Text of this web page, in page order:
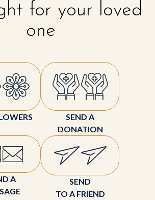
for your loved
one
SEND A
DONATION
A
SEND
TO A FRIEND